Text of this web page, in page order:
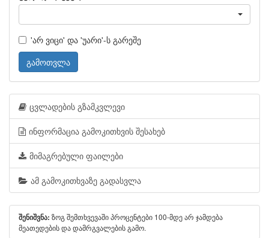
'არ ვიცი' და 'უარი'-ს გარეშე
გამოთვლა
ცვლადების გზამკვლევი
ინფორმაცია გამოკითხვის შესახებ
მიმაგრებული ფაილები
ამ გამოკითხვაზე გადასვლა
შენიშვნა: ზოგ შემთხვევაში პროცენტები 100-მდე არ ჯამდება
მეათედების და დამრგვალების გამო.